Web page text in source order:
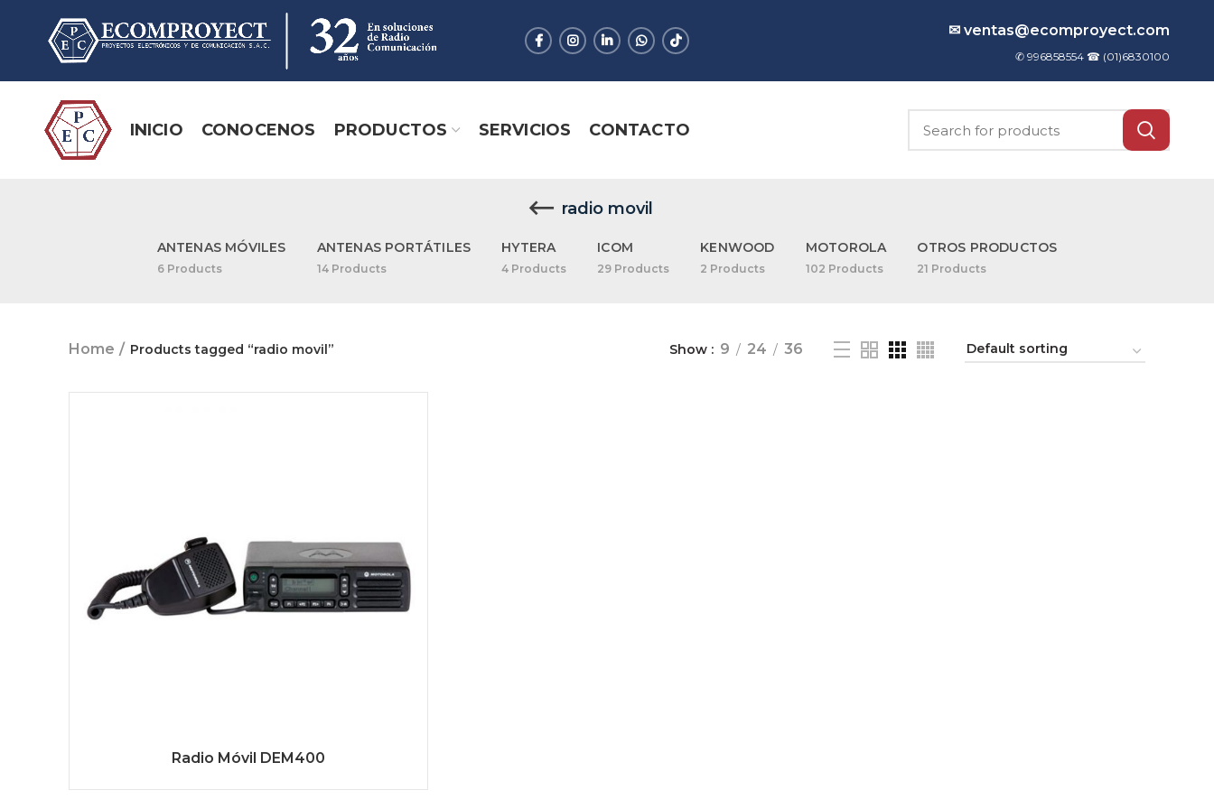
✉ ventas@ecomproyect.com
✆ 996858554 ☎ (01)6830100
INICIO CONOCENOS PRODUCTOS SERVICIOS CONTACTO
radio movil
ANTENAS MÓVILES
6 Products
ANTENAS PORTÁTILES
14 Products
HYTERA
4 Products
ICOM
29 Products
KENWOOD
2 Products
MOTOROLA
102 Products
OTROS PRODUCTOS
21 Products
Home Products tagged “radio movil” Show 9 24 36
Radio Móvil DEM400